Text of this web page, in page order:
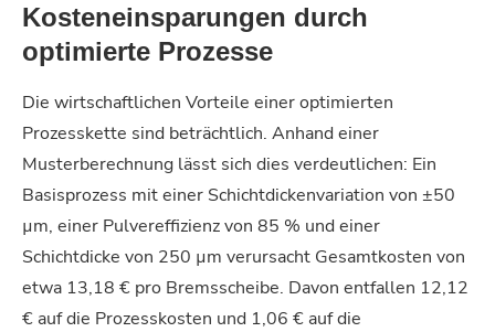
Kosteneinsparungen durch
optimierte Prozesse
Die wirtschaftlichen Vorteile einer optimierten
Prozesskette sind beträchtlich. Anhand einer
Musterberechnung lässt sich dies verdeutlichen: Ein
Basisprozess mit einer Schichtdickenvariation von ±50
µm, einer Pulvereffizienz von 85 % und einer
Schichtdicke von 250 µm verursacht Gesamtkosten von
etwa 13,18 € pro Bremsscheibe. Davon entfallen 12,12
€ auf die Prozesskosten und 1,06 € auf die